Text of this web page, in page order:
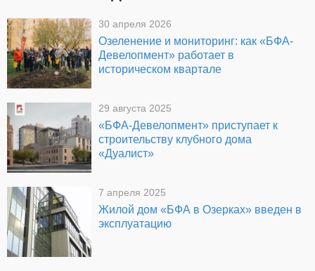
30 апреля 2026
Озеленение и мониторинг: как «БФА-
Девелопмент» работает в
историческом квартале
29 августа 2025
«БФА-Девелопмент» приступает к
строительству клубного дома
«Дуалист»
7 апреля 2025
Жилой дом «БФА в Озерках» введен в
эксплуатацию